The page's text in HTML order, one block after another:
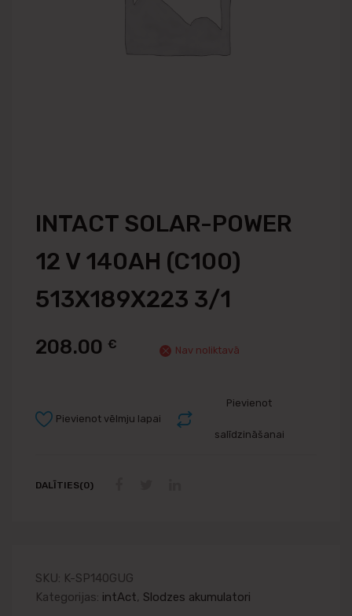
INTACT SOLAR-POWER
12 V 140AH (C100)
513X189X223 3/1
208.00 € Nav noliktavā
Pievienot
salīdzināšanai
Pievienot vēlmju lapai
DALĪTIES(0)
SKU: K-SP140GUG
Kategorijas: intAct, Slodzes akumulatori